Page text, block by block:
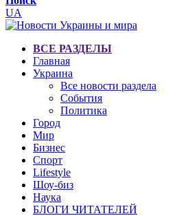
UA
ВСЕ РАЗДЕЛЫ
Главная
Украина
Все новости раздела
События
Политика
Город
Мир
Бизнес
Спорт
Lifestyle
Шоу-биз
Наука
БЛОГИ ЧИТАТЕЛЕЙ